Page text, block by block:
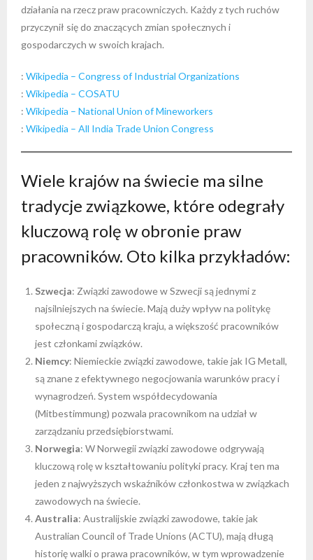
działania na rzecz praw pracowniczych. Każdy z tych ruchów
przyczynił się do znaczących zmian społecznych i
gospodarczych w swoich krajach.
: Wikipedia – Congress of Industrial Organizations
: Wikipedia – COSATU
: Wikipedia – National Union of Mineworkers
: Wikipedia – All India Trade Union Congress
Wiele krajów na świecie ma silne
tradycje związkowe, które odegrały
kluczową rolę w obronie praw
pracowników. Oto kilka przykładów:
Szwecja: Związki zawodowe w Szwecji są jednymi z
najsilniejszych na świecie. Mają duży wpływ na politykę
społeczną i gospodarczą kraju, a większość pracowników
jest członkami związków.
Niemcy: Niemieckie związki zawodowe, takie jak IG Metall,
są znane z efektywnego negocjowania warunków pracy i
wynagrodzeń. System współdecydowania
(Mitbestimmung) pozwala pracownikom na udział w
zarządzaniu przedsiębiorstwami.
Norwegia: W Norwegii związki zawodowe odgrywają
kluczową rolę w kształtowaniu polityki pracy. Kraj ten ma
jeden z najwyższych wskaźników członkostwa w związkach
zawodowych na świecie.
Australia: Australijskie związki zawodowe, takie jak
Australian Council of Trade Unions (ACTU), mają długą
historię walki o prawa pracowników, w tym wprowadzenie